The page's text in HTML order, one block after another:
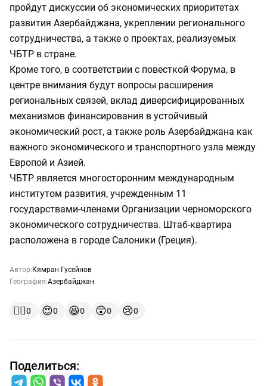
пройдут дискуссии об экономических приоритетах
развития Азербайджана, укреплении регионального
сотрудничества, а также о проектах, реализуемых
ЧБТР в стране.
Кроме того, в соответствии с повесткой Форума, в
центре внимания будут вопросы расширения
региональных связей, вклад диверсифицированных
механизмов финансирования в устойчивый
экономический рост, а также роль Азербайджана как
важного экономического и транспортного узла между
Европой и Азией.
ЧБТР является многосторонним международным
институтом развития, учрежденным 11
государствами-членами Организации черноморского
экономического сотрудничества. Штаб-квартира
расположена в городе Салоники (Греция).
Автор: Кямран Гусейнов
География:Азербайджан
👍🏻0 😍0 😆0 😲0 😢0
Поделиться: